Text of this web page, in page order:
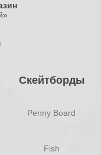
Скейтборды
Penny Board
Fish